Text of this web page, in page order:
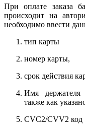
При оплате заказа
происходит на
необходимо ввести
тип карты
номер карты,
срок действия
Имя держателя
также как
CVC2/CVV2 код